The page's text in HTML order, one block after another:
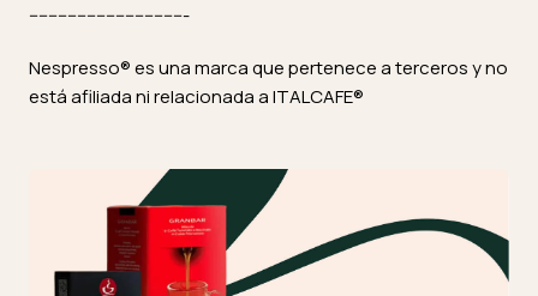
---------------------------------
Nespresso® es una marca que pertenece a terceros y no
está afiliada ni relacionada a ITALCAFE®